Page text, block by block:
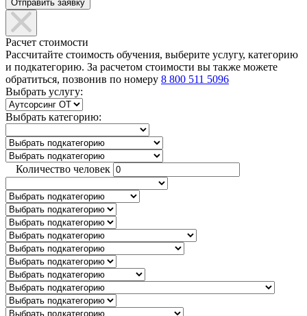
Расчет стоимости
Рассчитайте стоимость обучения, выберите услугу, категорию
и подкатегорию. За расчетом стоимости вы также можете
обратиться, позвонив по номеру 8 800 511 5096
Выбрать услугу:
Выбрать категорию:
Количество человек